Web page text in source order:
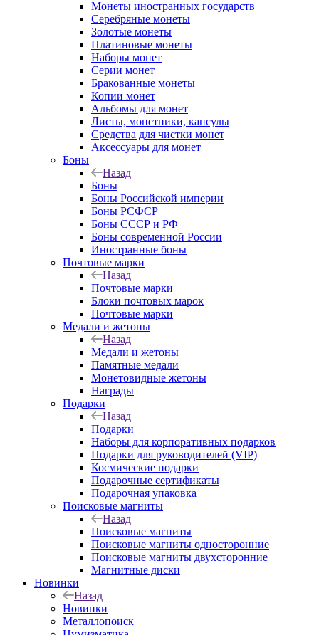
Монеты иностранных государств
Серебряные монеты
Золотые монеты
Платиновые монеты
Наборы монет
Серии монет
Бракованные монеты
Копии монет
Альбомы для монет
Листы, монетники, капсулы
Средства для чистки монет
Аксессуары для монет
Боны
Назад
Боны
Боны Российской империи
Боны РСФСР
Боны СССР и РФ
Боны современной России
Иностранные боны
Почтовые марки
Назад
Почтовые марки
Блоки почтовых марок
Почтовые марки
Медали и жетоны
Назад
Медали и жетоны
Памятные медали
Монетовидные жетоны
Награды
Подарки
Назад
Подарки
Наборы для корпоративных подарков
Подарки для руководителей (VIP)
Космические подарки
Подарочные сертификаты
Подарочная упаковка
Поисковые магниты
Назад
Поисковые магниты
Поисковые магниты односторонние
Поисковые магниты двухсторонние
Магнитные диски
Новинки
Назад
Новинки
Металлопоиск